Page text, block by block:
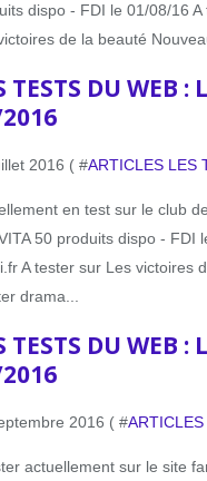
dispo - FDI le 01/08/16
de la beauté
TESTS DU
2016 ( #ARTICLES LES
en test sur le club
50 produits dispo - FDI
A tester sur Les victoires
drama...
TESTS DU
2016 ( #
actuellement sur le site